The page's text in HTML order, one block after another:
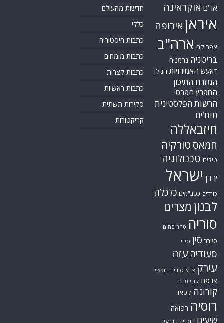
או"ם אוקראינה
איראן אירופה
אפריקה ארה"ב
בריטניה גרמניה
דאעש האמירויות הגולן
המזרח התיכון
המפרץ הפרסי
הרשות הפלסטינית
חות'ים
חיזבאללה
חמאס טורקיה
טילים טכנולוגיה
ירדן ישראל
כורדים כטב"מים כלכלה
לבנון מצרים
סוריה סחר סמים
סייבר סין סיני
סעודיה עזה
עירק צבא סוריה חופשי
צרפת קונייטרה
קורונה קטאר
רוסיה רפואה
שיעים תוכנית הגרעין
חדשות מהעולם
כללי
כתבות היסטוריה
כתבות מומחים
כתבות קצרות
כתבות ראשיות
סקירות תשתית
קריקטורות